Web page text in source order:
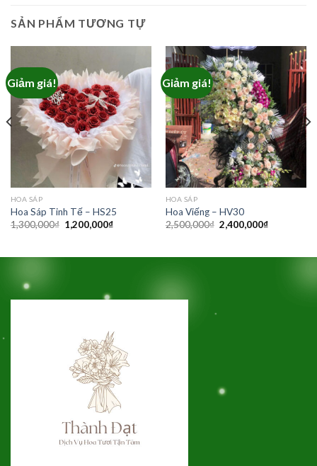
SẢN PHẨM TƯƠNG TỰ
Giảm giá!
HOA SÁP
Hoa Sáp Tinh Tế – HS25
1,300,000₫ Giá
gốc
1,200,000₫Giá
1,200,000₫.
Giảm giá!
HOA SÁP
Hoa Viếng – HV30
2,500,000₫ Giá
gốc
2,400,000₫Giá